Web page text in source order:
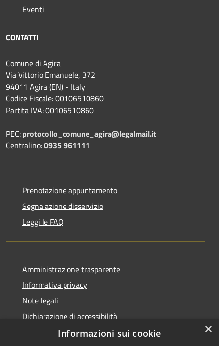
Eventi
CONTATTI
Comune di Agira
Via Vittorio Emanuele, 372
94011 Agira (EN) - Italy
Codice Fiscale: 00106510860
Partita IVA: 00106510860
PEC: protocollo_comune_agira@legalmail.it
Centralino:0935 961111
Prenotazione appuntamento
Segnalazione disservizio
Leggi le FAQ
Amministrazione trasparente
Informativa privacy
Note legali
Dichiarazione di accessibilità
×
Informazioni sui cookie